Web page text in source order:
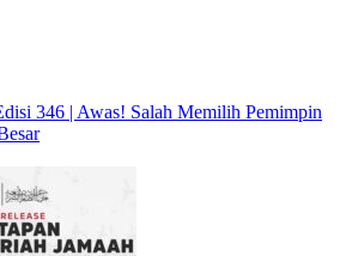
346 | Awas! Salah Memilih Pemimpin